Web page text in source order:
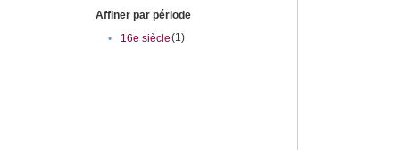
Affiner par période
•
16e siècle(1)